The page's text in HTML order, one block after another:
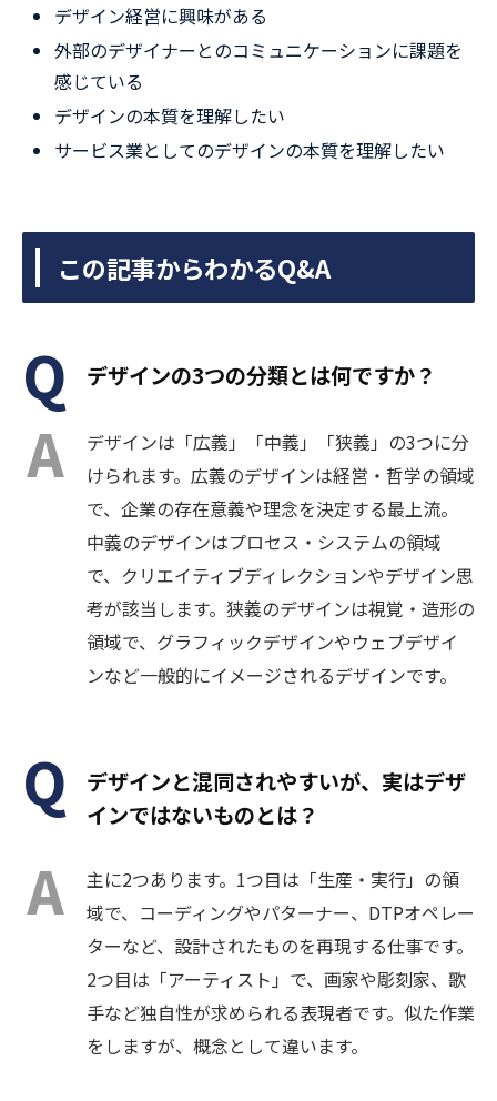
デザイン経営に興味がある
外部のデザイナーとのコミュニケーションに課題を
感じている
デザインの本質を理解したい
サービス業としてのデザインの本質を理解したい
この記事からわかるQ&A
デザインの3つの分類とは何ですか？
デザインは「広義」「中義」「狭義」の3つに分
けられます。広義のデザインは経営・哲学の領域
で、企業の存在意義や理念を決定する最上流。
中義のデザインはプロセス・システムの領域
で、クリエイティブディレクションやデザイン思
考が該当します。狭義のデザインは視覚・造形の
領域で、グラフィックデザインやウェブデザイ
ンなど一般的にイメージされるデザインです。
デザインと混同されやすいが、実はデザ
インではないものとは？
主に2つあります。1つ目は「生産・実行」の領
域で、コーディングやパターナー、DTPオペレー
ターなど、設計されたものを再現する仕事です。
2つ目は「アーティスト」で、画家や彫刻家、歌
手など独自性が求められる表現者です。似た作業
をしますが、概念として違います。